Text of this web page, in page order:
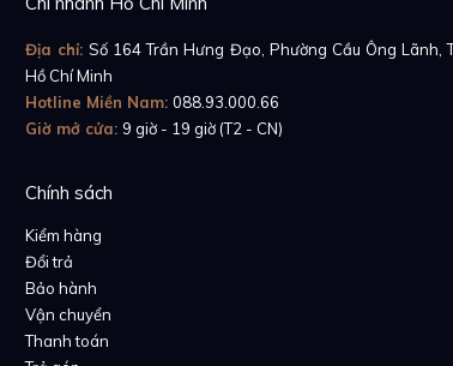
Địa chỉ:Số 164 Trần Hưng Đạo, Phường Cầu Ông Lãnh,
Hồ Chí Minh
Hotline Miền Nam: 088.93.000.66
Giờ mở cửa: 9 giờ - 19 giờ (T2 - CN)
Chính sách
Kiểm hàng
Đổi trả
Bảo hành
Vận chuyển
Thanh toán